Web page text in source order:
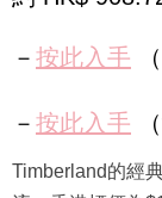
－ 按此入手
－ 按此入手
Timberland的經